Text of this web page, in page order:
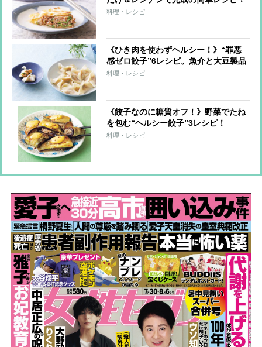
料理・レシピ
《ひき肉を使わずヘルシー！》“罪悪
感ゼロ餃子”6レシピ。魚介と大豆製品
で大満足！
料理・レシピ
《餃子なのに糖質オフ！》野菜でたね
を包む“ヘルシー餃子”3レシピ！
料理・レシピ